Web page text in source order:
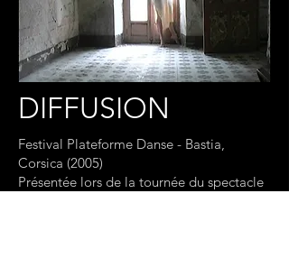
DIFFUSION
Festival Plateforme Danse - Bastia,
Corsica (2005)
Présentée lors de la tournée du spectacle